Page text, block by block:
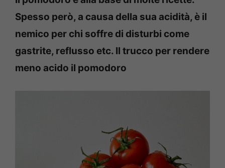
Spesso però, a causa della sua acidità, è il
nemico per chi soffre di disturbi come
gastrite, reflusso etc. Il trucco per rendere
meno acido il pomodoro